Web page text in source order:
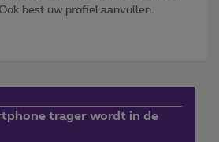
best uw profiel aanvullen.
trager wordt in de